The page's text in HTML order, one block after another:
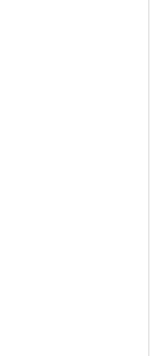
る環境を作
で挫折した
ンドにするこ
る。 また、低
易にすること